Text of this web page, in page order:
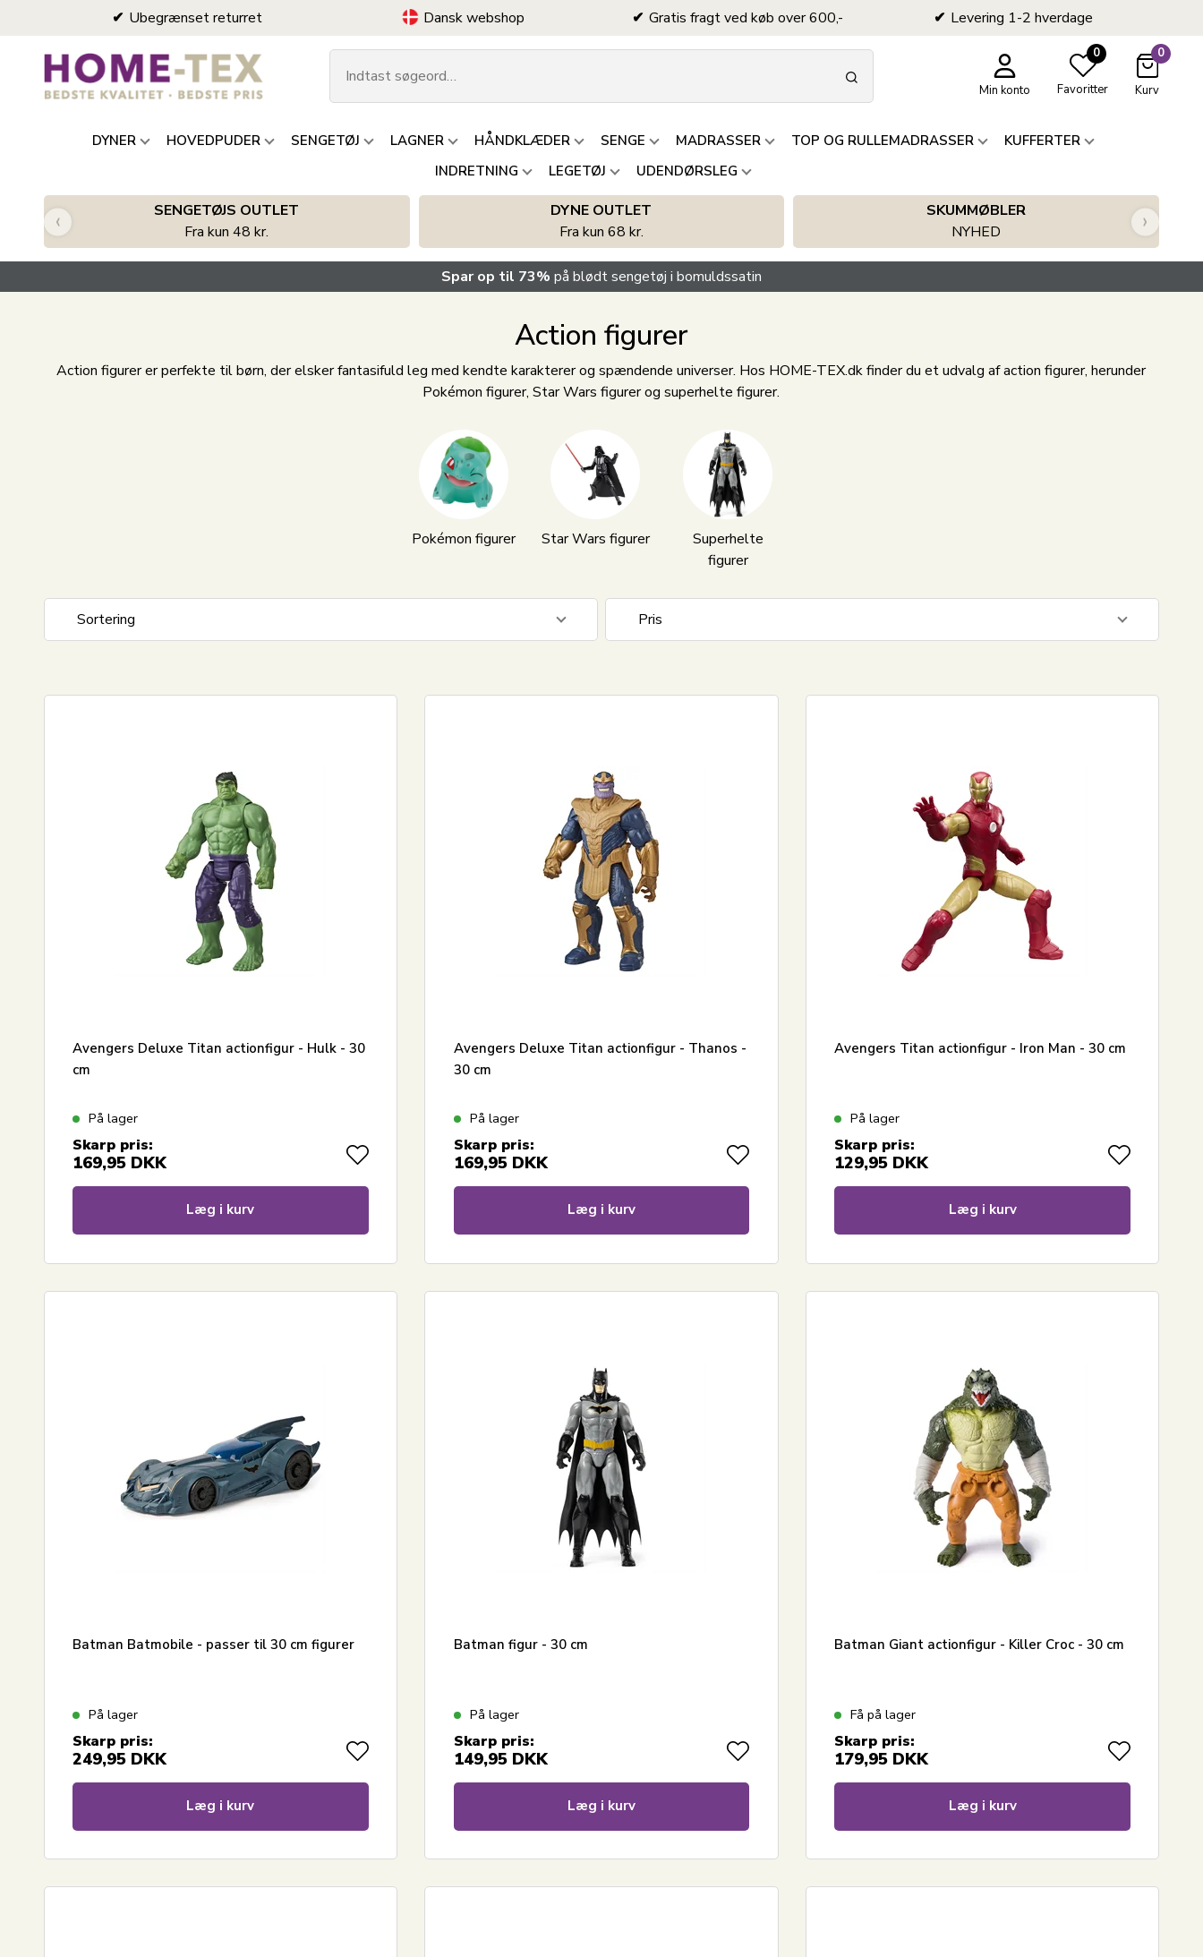
Ubegrænset returret Dansk webshop Gratis fragt ved køb over 600,- Levering 1-2 hverdage
Min konto
0
Favoritter
0
Kurv
DYNER HOVEDPUDER SENGETØJ LAGNER HÅNDKLÆDER SENGE MADRASSER TOP OG RULLEMADRASSER
KUFFERTER
INDRETNING
LEGETØJ UDENDØRSLEG
SENGETØJS OUTLET
Fra kun 48 kr.
DYNE OUTLET
Fra kun 68 kr.
SKUMMØBLER
NYHED
‹ ›
Spar op til 73% på blødt sengetøj i bomuldssatin
Action figurer
Action figurer er perfekte til børn, der elsker fantasifuld leg med kendte karakterer og spændende universer. Hos HOME-TEX.dk finder du et udvalg af action figurer, herunder
Pokémon figurer, Star Wars figurer og superhelte figurer.
Pokémon figurer Star Wars figurer
Superhelte
figurer
Sortering
Største besparelse
Pris
Avengers Deluxe Titan actionfigur - Hulk - 30
cm
På lager
Skarp pris:
169,95 DKK
Læg i kurv
Avengers Deluxe Titan actionfigur - Thanos -
30 cm
På lager
Skarp pris:
169,95 DKK
Læg i kurv
Avengers Titan actionfigur - Iron Man - 30 cm
På lager
Skarp pris:
129,95 DKK
Læg i kurv
Batman Batmobile - passer til 30 cm figurer
På lager
Skarp pris:
249,95 DKK
Læg i kurv
Batman figur - 30 cm
På lager
Skarp pris:
149,95 DKK
Læg i kurv
Batman Giant actionfigur - Killer Croc - 30 cm
Få på lager
Skarp pris:
179,95 DKK
Læg i kurv